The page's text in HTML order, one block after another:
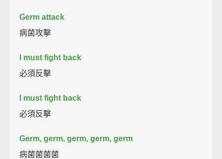
Germ attack
病菌攻擊
I must fight back
必須反擊
I must fight back
必須反擊
Germ, germ, germ, germ, germ
病菌菌菌菌